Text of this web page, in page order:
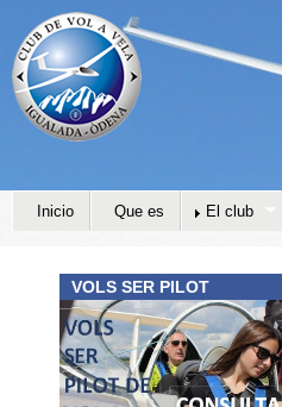
Inicio Que es El club
VOLS SER PILOT